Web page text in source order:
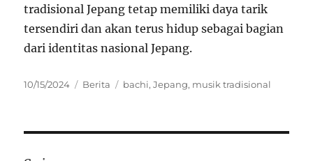
tradisional Jepang tetap memiliki daya tarik
tersendiri dan akan terus hidup sebagai bagian
dari identitas nasional Jepang.
Posted
10/15/2024 Categories
Berita Tags
bachi,Jepang, musik tradisional